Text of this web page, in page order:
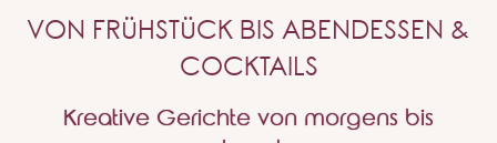
VON FRÜHSTÜCK BIS ABENDESSEN &
COCKTAILS
Kreative Gerichte von morgens bis